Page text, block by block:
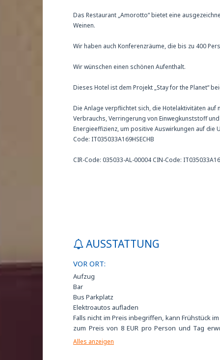
Das Restaurant „Amorotto“ bietet eine
Weinen.
Wir haben auch Konferenzräume, die bis zu 400
Wir wünschen einen schönen Aufenthalt.
Dieses Hotel ist dem Projekt „Stay for the Planet“
Die Anlage verpflichtet sich, die Hotelaktivitäten
Verbrauchs, Verringerung von Einwegkunststoff
Energieeffizienz, um positive Auswirkungen auf die
Code: IT035033A169HSECHB
CIR-Code: 035033-AL-00004 CIN-Code:
AUSSTATTUNG
VOR ORT:
Aufzug
Bar
Bus Parkplatz
Elektroautos aufladen
Falls nicht im Preis inbegriffen, kann Frühstück
zum Preis von 8 EUR pro Person und Tag
werden
Alles anzeigen